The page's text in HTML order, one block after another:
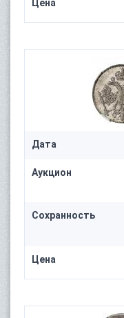
Цена
Дата
Аукцион
Сохранность
Цена